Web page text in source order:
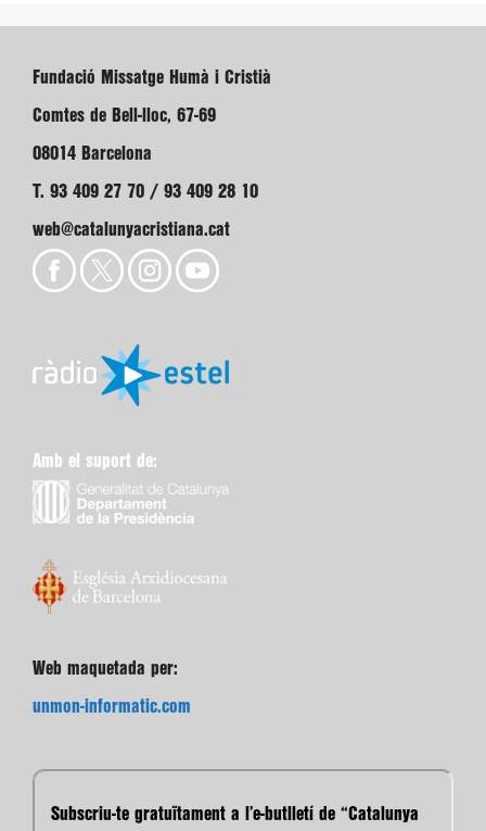
Fundació Missatge Humà i Cristià
Comtes de Bell-lloc, 67-69
08014 Barcelona
T. 93 409 27 70 / 93 409 28 10
web@catalunyacristiana.cat
Amb el suport de:
Web maquetada per:
unmon-informatic.com
Subscriu-te gratuïtament a l’e-butlletí de “Catalunya